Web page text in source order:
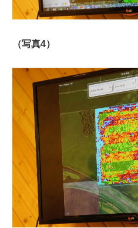
（写真4）